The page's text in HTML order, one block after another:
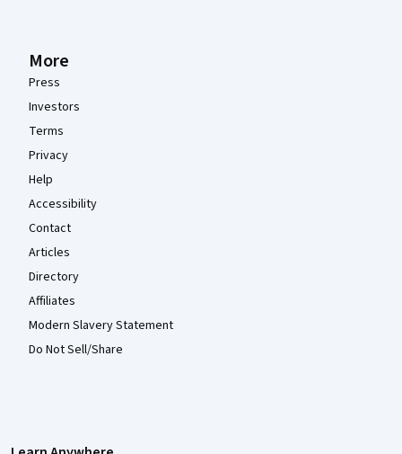
More
Press
Investors
Terms
Privacy
Help
Accessibility
Contact
Articles
Directory
Affiliates
Modern Slavery Statement
Do Not Sell/Share